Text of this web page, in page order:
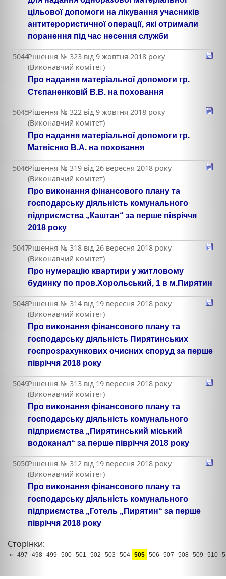
цільової допомоги на лікування учасників
антитерористичної операції, які отримали
поранення під час несення служби
5044Рішення № 323 від 9 жовтня 2018 року
(Виконавчий комітет)
Про надання матеріальної допомоги гр.
Стєпаненковій В.В. на поховання
5045Рішення № 322 від 9 жовтня 2018 року
(Виконавчий комітет)
Про надання матеріальної допомоги гр.
Матвієнко В.А. на поховання
5046Рішення № 319 від 26 вересня 2018 року
(Виконавчий комітет)
Про виконання фінансового плану та
господарську діяльність комунального
підприємства „Каштан“ за перше півріччя
2018 року
5047Рішення № 318 від 26 вересня 2018 року
(Виконавчий комітет)
Про нумерацію квартири у житловому
будинку по пров.Хорольський, 1 в м.Пирятин
5048Рішення № 314 від 19 вересня 2018 року
(Виконавчий комітет)
Про виконання фінансового плану та
господарську діяльність Пирятинських
госпрозрахункових очисних споруд за перше
півріччя 2018 року
5049Рішення № 313 від 19 вересня 2018 року
(Виконавчий комітет)
Про виконання фінансового плану та
господарську діяльність комунального
підприємства „Пирятинський міський
водоканал“ за перше півріччя 2018 року
5050Рішення № 312 від 19 вересня 2018 року
(Виконавчий комітет)
Про виконання фінансового плану та
господарську діяльність комунального
підприємства „Готель „Пирятин“ за перше
півріччя 2018 року
Сторінки:
« 497 498 499 500 501 502 503 504 505 506 507 508 509 510